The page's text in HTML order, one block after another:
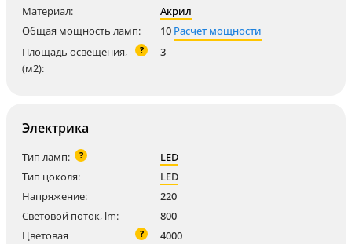
Материал:
Акрил
Общая мощность ламп:
10 Расчет мощности
Площадь освещения,
(м2):
? 3
Электрика
Тип ламп: ?
LED
Тип цоколя:
LED
Напряжение:
220
Световой поток, lm:
800
Цветовая
? 4000